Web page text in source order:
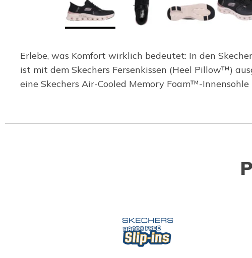
Erlebe, was Komfort wirklich bedeutet: In den
ist mit dem Skechers Fersenkissen (Heel Pillow™)
eine Skechers Air-Cooled Memory Foam™-